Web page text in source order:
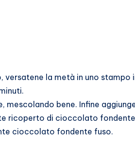
la metà in uno stampo
bene. Infine
ricoperto di cioccolato
cioccolato fondente fuso.